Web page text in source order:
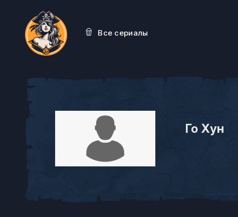
Все сериалы
Го Хун